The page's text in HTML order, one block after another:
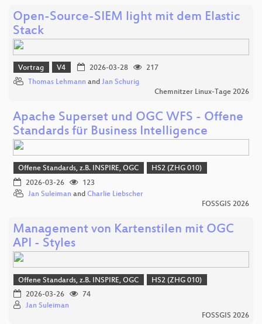
Open-Source-SIEM light mit dem Elastic
Stack
Vortrag V4 2026-03-28
217
Thomas Lehmann and Jan Schurig
Chemnitzer Linux-Tage 2026
Apache Superset und OGC WFS - Offene
Standards für Business Intelligence
Offene Standards, z.B. INSPIRE, OGC
HS2 (ZHG 010)
2026-03-26
123
Jan Suleiman and Charlie Liebscher
FOSSGIS 2026
Management von Kartenstilen mit OGC
API - Styles
Offene Standards, z.B. INSPIRE, OGC
HS2 (ZHG 010)
2026-03-26
74
Jan Suleiman
FOSSGIS 2026